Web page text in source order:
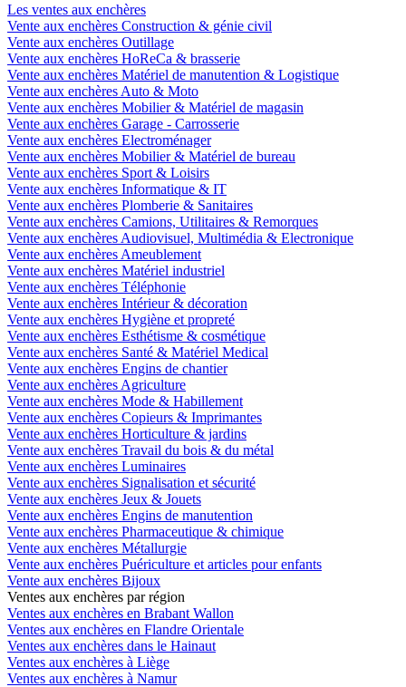
Les ventes aux enchères
Vente aux enchères Construction & génie civil
Vente aux enchères Outillage
Vente aux enchères HoReCa & brasserie
Vente aux enchères Matériel de manutention & Logistique
Vente aux enchères Auto & Moto
Vente aux enchères Mobilier & Matériel de magasin
Vente aux enchères Garage - Carrosserie
Vente aux enchères Electroménager
Vente aux enchères Mobilier & Matériel de bureau
Vente aux enchères Sport & Loisirs
Vente aux enchères Informatique & IT
Vente aux enchères Plomberie & Sanitaires
Vente aux enchères Camions, Utilitaires & Remorques
Vente aux enchères Audiovisuel, Multimédia & Electronique
Vente aux enchères Ameublement
Vente aux enchères Matériel industriel
Vente aux enchères Téléphonie
Vente aux enchères Intérieur & décoration
Vente aux enchères Hygiène et propreté
Vente aux enchères Esthétisme & cosmétique
Vente aux enchères Santé & Matériel Medical
Vente aux enchères Engins de chantier
Vente aux enchères Agriculture
Vente aux enchères Mode & Habillement
Vente aux enchères Copieurs & Imprimantes
Vente aux enchères Horticulture & jardins
Vente aux enchères Travail du bois & du métal
Vente aux enchères Luminaires
Vente aux enchères Signalisation et sécurité
Vente aux enchères Jeux & Jouets
Vente aux enchères Engins de manutention
Vente aux enchères Pharmaceutique & chimique
Vente aux enchères Métallurgie
Vente aux enchères Puériculture et articles pour enfants
Vente aux enchères Bijoux
Ventes aux enchères par région
Ventes aux enchères en Brabant Wallon
Ventes aux enchères en Flandre Orientale
Ventes aux enchères dans le Hainaut
Ventes aux enchères à Liège
Ventes aux enchères à Namur